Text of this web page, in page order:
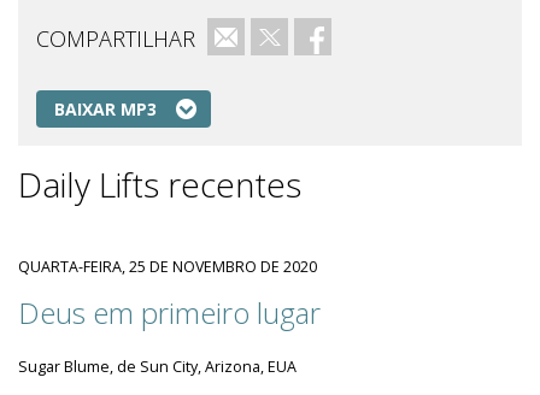
COMPARTILHAR e-mailTwitterFacebook
BAIXAR MP3
Daily Lifts recentes
QUARTA-FEIRA, 25 DE NOVEMBRO DE 2020
Deus em primeiro lugar
Sugar Blume, de Sun City, Arizona, EUA